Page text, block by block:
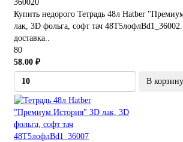
360020
Купить недорого Тетрадь 48л Hatber
лак, 3D фольга, софт тач
доставка..
80
58.00 ₽
В корзину